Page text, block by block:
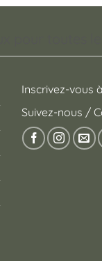
Inscrivez-vous
Suivez-nous /